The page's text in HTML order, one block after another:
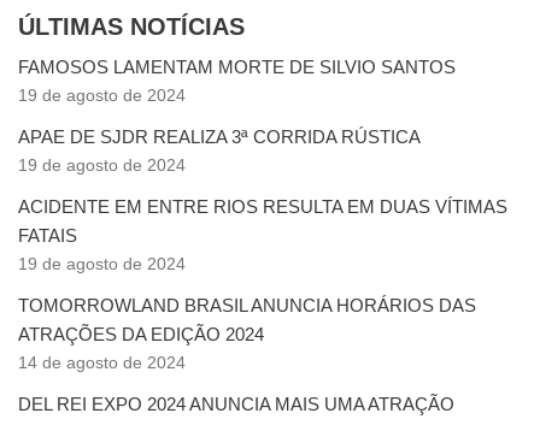
ÚLTIMAS NOTÍCIAS
FAMOSOS LAMENTAM MORTE DE SILVIO SANTOS
19 de agosto de 2024
APAE DE SJDR REALIZA 3ª CORRIDA RÚSTICA
19 de agosto de 2024
ACIDENTE EM ENTRE RIOS RESULTA EM DUAS VÍTIMAS
FATAIS
19 de agosto de 2024
TOMORROWLAND BRASIL ANUNCIA HORÁRIOS DAS
ATRAÇÕES DA EDIÇÃO 2024
14 de agosto de 2024
DEL REI EXPO 2024 ANUNCIA MAIS UMA ATRAÇÃO